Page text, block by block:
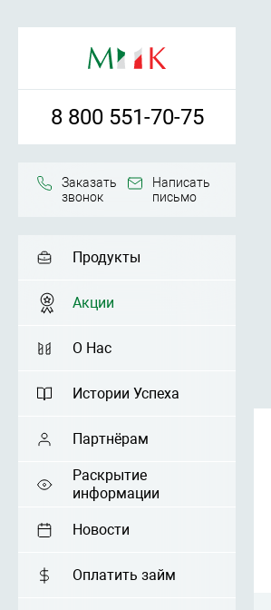
8 800 551-70-75
Заказать
звонок
Написать
письмо
Продукты
Акции
О Нас
Истории Успеха
Партнёрам
Раскрытие
информации
Новости
Оплатить займ